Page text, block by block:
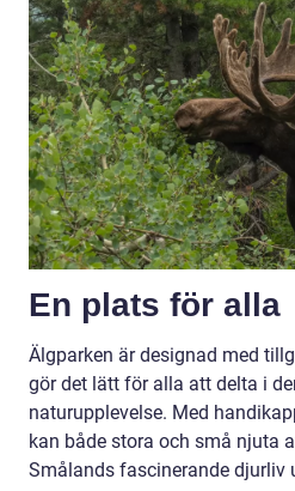
En plats för alla
Älgparken är designad med
gör det lätt för alla att delta i
naturupplevelse. Med
kan både stora och små njuta
Smålands fascinerande djurliv